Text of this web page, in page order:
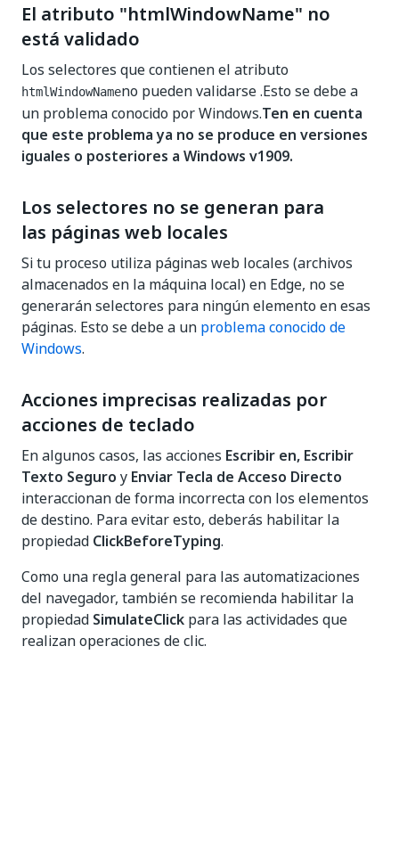
El atributo "htmlWindowName" no
está validado
Los selectores que contienen el atributo
htmlWindowNameno pueden validarse .Esto se debe a
un problema conocido por Windows.Ten en cuenta
que este problema ya no se produce en versiones
iguales o posteriores a Windows v1909.
Los selectores no se generan para
las páginas web locales
Si tu proceso utiliza páginas web locales (archivos
almacenados en la máquina local) en Edge, no se
generarán selectores para ningún elemento en esas
páginas. Esto se debe a un problema conocido de
Windows.
Acciones imprecisas realizadas por
acciones de teclado
En algunos casos, las acciones Escribir en, Escribir
Texto Seguro y Enviar Tecla de Acceso Directo
interaccionan de forma incorrecta con los elementos
de destino. Para evitar esto, deberás habilitar la
propiedad ClickBeforeTyping.
Como una regla general para las automatizaciones
del navegador, también se recomienda habilitar la
propiedad SimulateClick para las actividades que
realizan operaciones de clic.